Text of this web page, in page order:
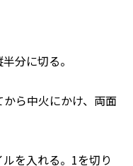
分に切る。
ら中火にかけ、両面
を入れる。1を切り